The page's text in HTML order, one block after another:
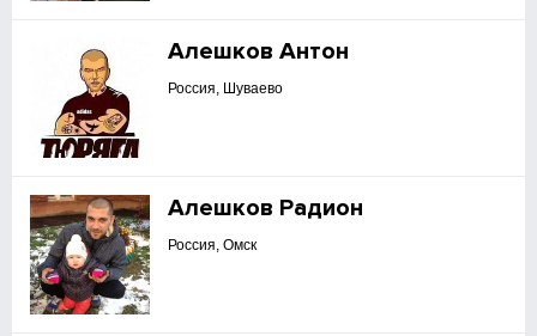
Алешков Антон
Россия, Шуваево
Алешков Радион
Россия, Омск